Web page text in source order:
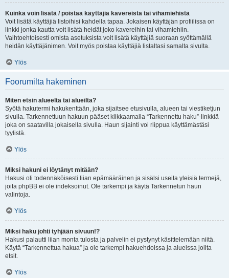
Kuinka voin lisätä / poistaa käyttäjiä kavereista tai vihamiehistä
Voit lisätä käyttäjiä listoihisi kahdella tapaa. Jokaisen käyttäjän profiilissa on
linkki jonka kautta voit lisätä heidät joko kavereihin tai vihamiehiin.
Vaihtoehtoisesti omista asetuksista voit lisätä käyttäjiä suoraan syöttämällä
heidän käyttäjänimen. Voit myös poistaa käyttäjiä listaltasi samalta sivulta.
Ylös
Foorumilta hakeminen
Miten etsin alueelta tai alueilta?
Syötä hakutermi hakukenttään, joka sijaitsee etusivulla, alueen tai viestiketjun
sivulla. Tarkennettuun hakuun pääset klikkaamalla “Tarkennettu haku”-linkkiä
joka on saatavilla jokaisella sivulla. Haun sijainti voi riippua käyttämästäsi
tyylistä.
Ylös
Miksi hakuni ei löytänyt mitään?
Hakusi oli todennäköisesti liian epämääräinen ja sisälsi useita yleisiä termejä,
joita phpBB ei ole indeksoinut. Ole tarkempi ja käytä Tarkennetun haun
valintoja.
Ylös
Miksi haku johti tyhjään sivuun!?
Hakusi palautti liian monta tulosta ja palvelin ei pystynyt käsittelemään niitä.
Käytä “Tarkennettua hakua” ja ole tarkempi hakuehdoissa ja alueissa joilta
etsit.
Ylös